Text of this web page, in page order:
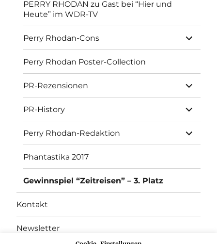
PERRY RHODAN zu Gast bei “Hier und
Heute” im WDR-TV
Perry Rhodan-Cons
öffnen
Perry Rhodan Poster-Collection
PR-Rezensionen
öffnen
PR-History
öffnen
Perry Rhodan-Redaktion
öffnen
Phantastika 2017
Gewinnspiel “Zeitreisen” – 3. Platz
Kontakt
Newsletter